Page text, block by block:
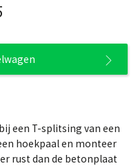
een T-splitsing van een
hoekpaal en monteer
rust dan de betonplaat